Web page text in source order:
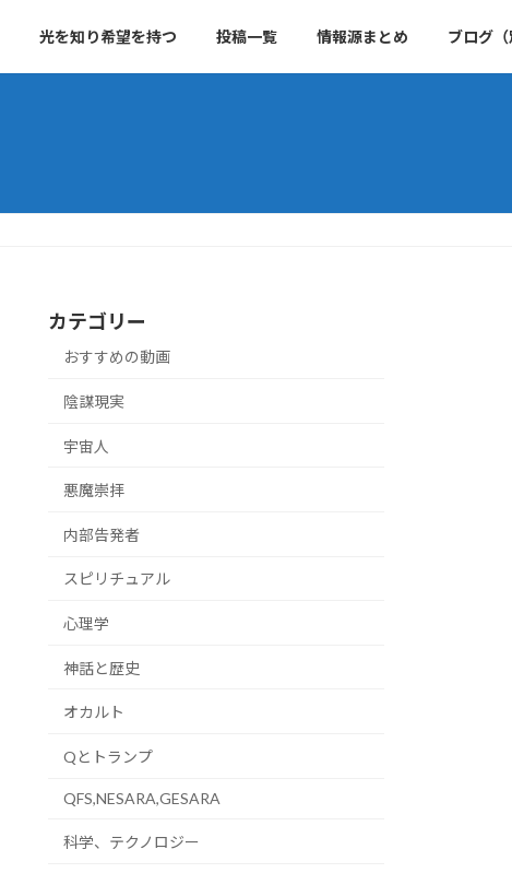
光を知り希望を持つ 投稿一覧 情報源まとめ ブログ
カテゴリー
おすすめの動画
陰謀現実
宇宙人
悪魔崇拝
内部告発者
スピリチュアル
心理学
神話と歴史
オカルト
Qとトランプ
QFS,NESARA,GESARA
科学、テクノロジー